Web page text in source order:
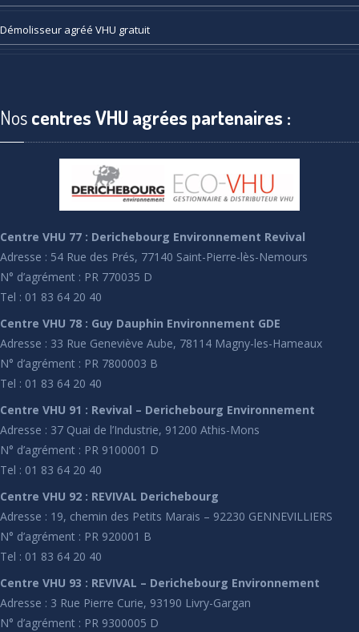
Démolisseur agréé VHU gratuit
Noscentres VHU agrées partenaires :
Centre VHU 77 : Derichebourg Environnement Revival
Adresse : 54 Rue des Prés, 77140 Saint-Pierre-lès-Nemours
N° d’agrément : PR 770035 D
Tel : 01 83 64 20 40
Centre VHU 78 : Guy Dauphin Environnement GDE
Adresse : 33 Rue Geneviève Aube, 78114 Magny-les-Hameaux
N° d’agrément : PR 7800003 B
Tel : 01 83 64 20 40
Centre VHU 91 : Revival – Derichebourg Environnement
Adresse : 37 Quai de l’Industrie, 91200 Athis-Mons
N° d’agrément : PR 9100001 D
Tel : 01 83 64 20 40
Centre VHU 92 : REVIVAL Derichebourg
Adresse : 19, chemin des Petits Marais – 92230 GENNEVILLIERS
N° d’agrément : PR 920001 B
Tel : 01 83 64 20 40
Centre VHU 93 : REVIVAL – Derichebourg Environnement
Adresse : 3 Rue Pierre Curie, 93190 Livry-Gargan
N° d’agrément : PR 9300005 D